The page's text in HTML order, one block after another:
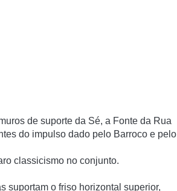
de suporte da Sé, a Fonte da Rua
do impulso dado pelo Barroco e pelo
classicismo no conjunto.
suportam o friso horizontal superior,